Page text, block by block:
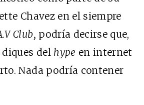
Chavez en el siempre
Club, podría decirse que,
del hype en internet
Nada podría contener